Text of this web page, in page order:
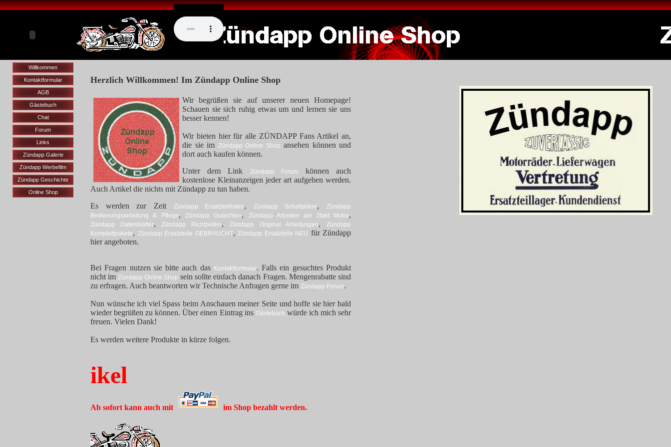
Willkommen
Kontaktformular
AGB
Gästebuch
Chat
Forum
Links
Zündapp Galerie
Zündapp Werbefilm
Zündapp Geschichte
Online Shop
Herzlich Willkommen! Im Zündapp Online Shop
Wir begrüßen sie auf unserer neuen Homepage!
Schauen sie sich ruhig etwas um und lernen sie uns
besser kennen!
Wir bieten hier für alle ZÜNDAPP Fans Artikel an,
die sie im Zündapp Online Shop ansehen können und
dort auch kaufen können.
Unter dem Link
Zündapp Forum
können auch
kostenlose Kleinanzeigen jeder art aufgeben werden.
Auch Artikel die nichts mit Zündapp zu tun haben.
Es werden zur Zeit
Zündapp Ersatzteillisten, Zündapp Schaltpläne,
Zündapp
Bedienungsanleitung & Pflege, Zündapp Gutachten, Zündapp Arbeiten am 2takt Motor,
Zündapp Datenblätter, Zündapp Richtzeiten, Zündapp Original Anleitungen,
Zündapp
Komplettpakete, Zündapp Ersatzteile GEBRAUCHT, Zündapp Ersatzteile NEU für Zündapp
hier angeboten.
Bei Fragen nutzen sie bitte auch das Kontaktformular. Falls ein gesuchtes Produkt
nicht im Zündapp Online Shop sein sollte einfach danach Fragen. Mengenrabatte sind
zu erfragen. Auch beantworten wir Technische Anfragen gerne im Zündapp Forum.
Nun wünsche ich viel Spass beim Anschauen meiner Seite und hoffe sie hier bald
wieder begrüßen zu können. Über einen Eintrag ins Gästebuch würde ich mich sehr
freuen. Vielen Dank!
Es werden weitere Produkte in kürze folgen.
alle Artikel
Ab sofort kann auch mit im Shop bezahlt werden.